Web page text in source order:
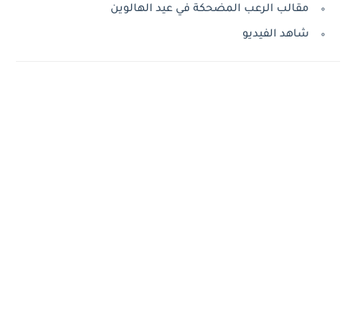
مقالب الرعب المضحكة في عيد الهالوين
شاهد الفيديو